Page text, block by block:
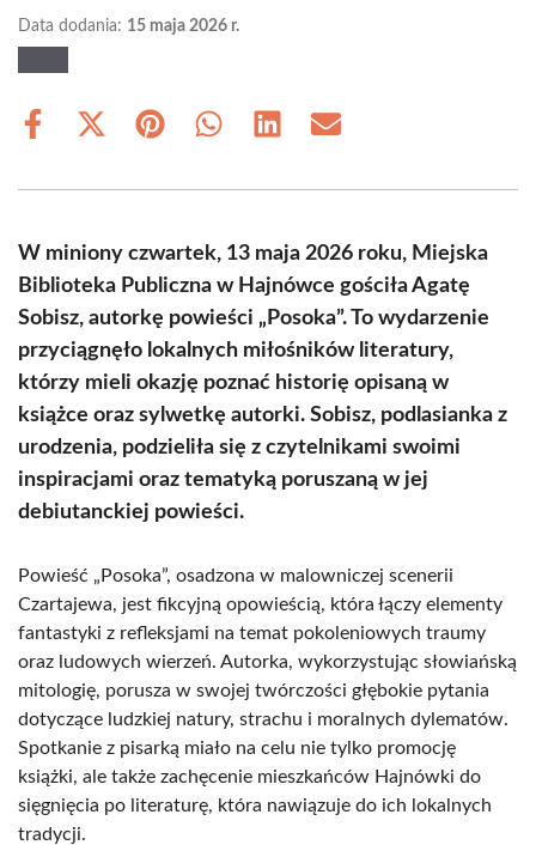
Data dodania: 15 maja 2026 r.
Share
Share
(Twitter)
Share Share Share Share
W miniony czwartek, 13 maja 2026 roku, Miejska
Biblioteka Publiczna w Hajnówce gościła Agatę
Sobisz, autorkę powieści „Posoka”. To wydarzenie
przyciągnęło lokalnych miłośników literatury,
którzy mieli okazję poznać historię opisaną w
książce oraz sylwetkę autorki. Sobisz, podlasianka z
urodzenia, podzieliła się z czytelnikami swoimi
inspiracjami oraz tematyką poruszaną w jej
debiutanckiej powieści.
Powieść „Posoka”, osadzona w malowniczej scenerii
Czartajewa, jest fikcyjną opowieścią, która łączy elementy
fantastyki z refleksjami na temat pokoleniowych traumy
oraz ludowych wierzeń. Autorka, wykorzystując słowiańską
mitologię, porusza w swojej twórczości głębokie pytania
dotyczące ludzkiej natury, strachu i moralnych dylematów.
Spotkanie z pisarką miało na celu nie tylko promocję
książki, ale także zachęcenie mieszkańców Hajnówki do
sięgnięcia po literaturę, która nawiązuje do ich lokalnych
tradycji.